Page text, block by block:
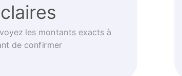
les montants exacts à
de confirmer